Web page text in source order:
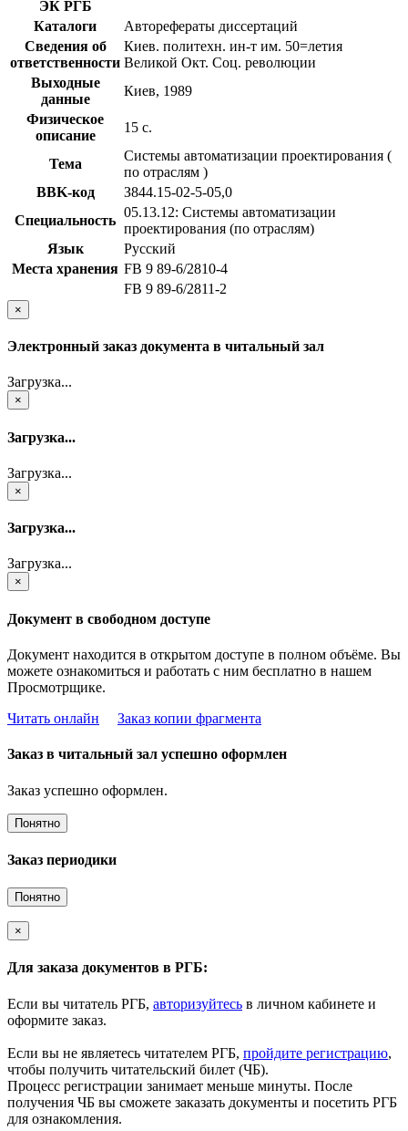
ЭК РГБ
Каталоги
Авторефераты диссертаций
Сведения об
ответственности
Киев. политехн. ин-т им. 50=летия
Великой Окт. Соц. революции
Выходные
данные
Киев, 1989
Физическое
описание
15 с.
Тема
Системы автоматизации проектирования (
по отраслям )
BBK-код
З844.15-02-5-05,0
Специальность
05.13.12: Системы автоматизации
проектирования (по отраслям)
Язык
Русский
Места хранения FB 9 89-6/2810-4
FB 9 89-6/2811-2
×
Электронный заказ документа в читальный зал
Загрузка...
×
Загрузка...
Загрузка...
×
Загрузка...
Загрузка...
×
Документ в свободном доступе
Документ находится в открытом доступе в полном объёме. Вы
можете ознакомиться и работать с ним бесплатно в нашем
Просмотрщике.
Читать онлайн
Заказ копии фрагмента
Заказ в читальный зал успешно оформлен
Заказ успешно оформлен.
Понятно
Заказ периодики
Понятно
×
Для заказа документов в РГБ:
Если вы читатель РГБ, авторизуйтесь в личном кабинете и
оформите заказ.
Если вы не являетесь читателем РГБ, пройдите регистрацию,
чтобы получить читательский билет (ЧБ).
Процесс регистрации занимает меньше минуты. После
получения ЧБ вы сможете заказать документы и посетить РГБ
для ознакомления.